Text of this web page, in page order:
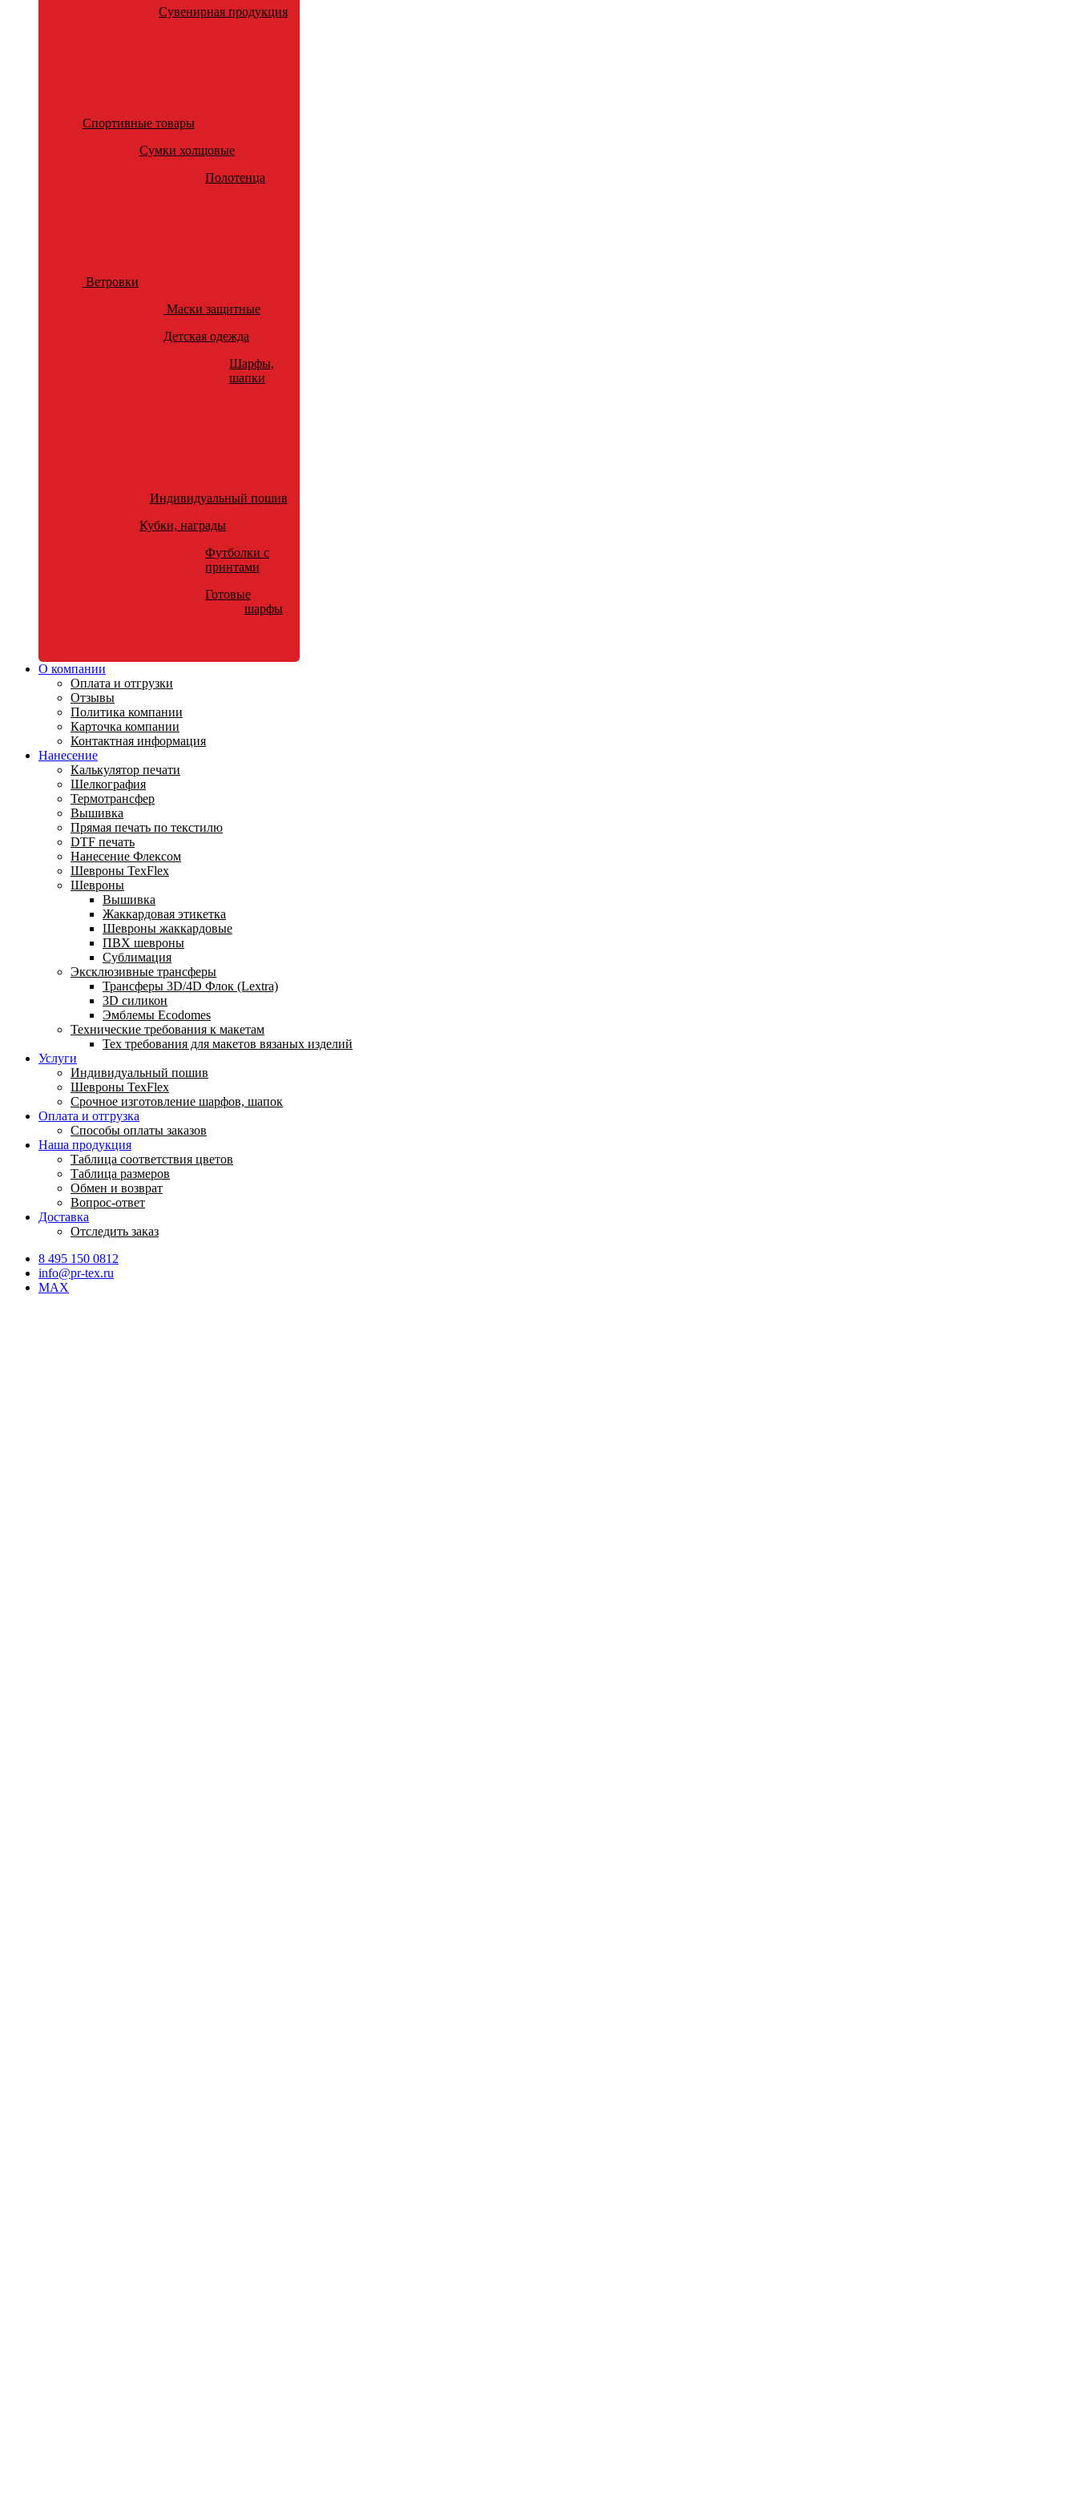
Сувенирная продукция
Спортивные товары
Сумки холщовые
Полотенца
Ветровки
Маски защитные
Детская одежда
Шарфы,
шапки
Индивидуальный пошив
Кубки, награды
Футболки с
принтами
Готовые
шарфы
О компании
Оплата и отгрузки
Отзывы
Политика компании
Карточка компании
Контактная информация
Нанесение
Калькулятор печати
Шелкография
Термотрансфер
Вышивка
Прямая печать по текстилю
DTF печать
Нанесение Флексом
Шевроны TexFlex
Шевроны
Вышивка
Жаккардовая этикетка
Шевроны жаккардовые
ПВХ шевроны
Сублимация
Эксклюзивные трансферы
Трансферы 3D/4D Флок (Lextra)
3D силикон
Эмблемы Ecodomes
Технические требования к макетам
Тех требования для макетов вязаных изделий
Услуги
Индивидуальный пошив
Шевроны TexFlex
Срочное изготовление шарфов, шапок
Оплата и отгрузка
Способы оплаты заказов
Наша продукция
Таблица соответствия цветов
Таблица размеров
Обмен и возврат
Вопрос-ответ
Доставка
Отследить заказ
8 495 150 0812
info@pr-tex.ru
MAX